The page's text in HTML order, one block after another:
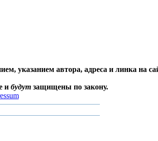
указанием автора, адреса и линка на
и будутзащищены по закону.